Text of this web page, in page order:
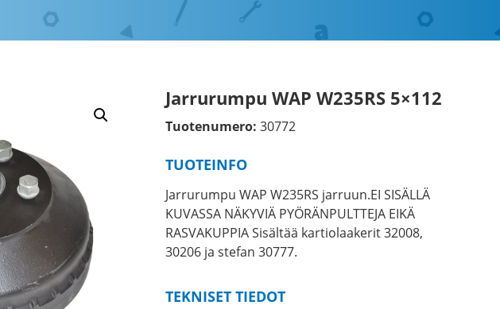
Jarrurumpu WAP W235RS 5×112
Tuotenumero: 30772
TUOTEINFO
Jarrurumpu WAP W235RS jarruun.EI SISÄLLÄ
KUVASSA NÄKYVIÄ PYÖRÄNPULTTEJA EIKÄ
RASVAKUPPIA Sisältää kartiolaakerit 32008,
30206 ja stefan 30777.
TEKNISET TIEDOT